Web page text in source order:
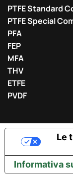
PTFE Standard
PTFE Special
PFA
FEP
MFA
THV
ETFE
PVDF
Informativa
Le